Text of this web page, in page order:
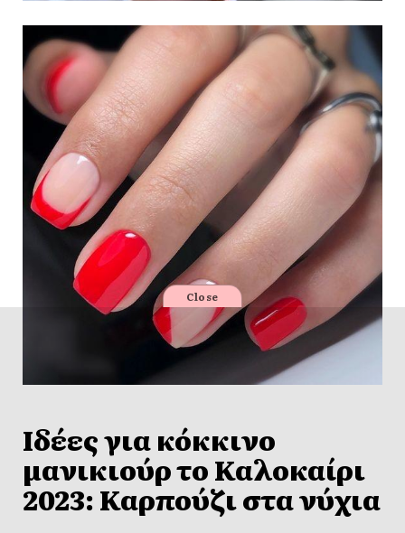
Ιδέες για κόκκινο
μανικιούρ το Καλοκαίρι
2023: Καρπούζι στα νύχια
Close